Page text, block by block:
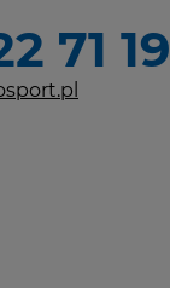
71 19